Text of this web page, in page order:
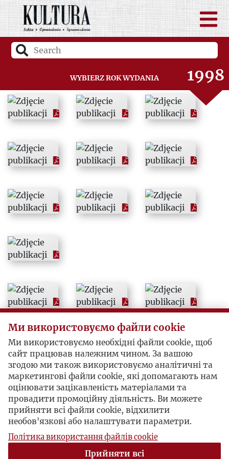
Wybierz rok wydania
1996
1997
1998
1999
2001
2002
2003
2006
2008
2009
Ми використовуємо файли cookie
Ми використовуємо необхідні файли cookie, щоб
сайт працював належним чином. За вашою
згодою ми також використовуємо аналітичні та
маркетингові файли cookie, які допомагають нам
оцінювати зацікавленість матеріалами та
провадити промоційну діяльність. Ви можете
прийняти всі файли cookie, відхилити
необов'язкові або налаштувати параметри.
Політика використання файлів cookie
Прийняти всі